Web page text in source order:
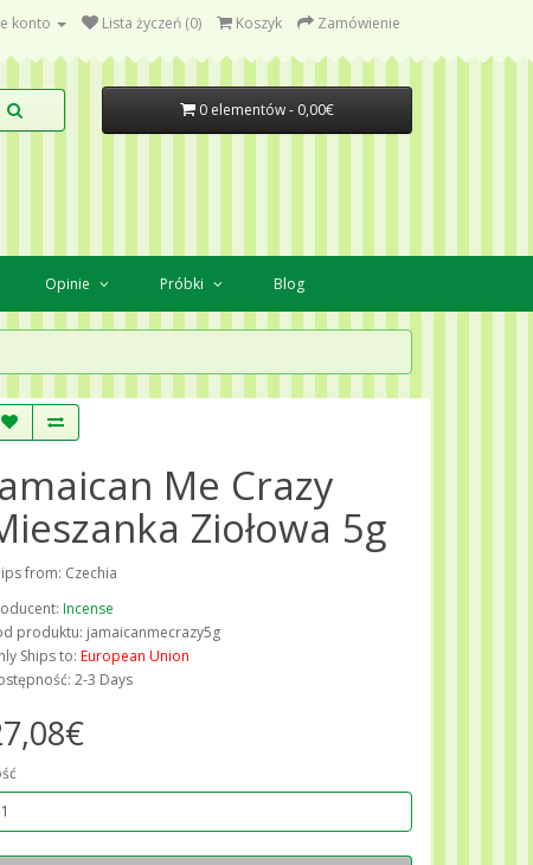
konto Lista życzeń (0) Koszyk Zamówienie
0 elementów - 0,00€
Opinie Próbki Blog
Me Crazy
Ziołowa 5g
from: Czechia
Incense
produktu: jamaicanmecrazy5g
Ships to: European Union
2-3 Days